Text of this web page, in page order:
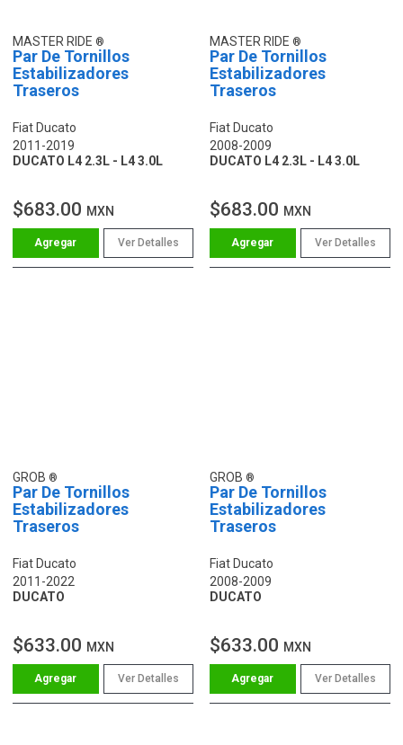
MASTER RIDE
Par De Tornillos
Estabilizadores
Traseros
Fiat Ducato
2011-2019
DUCATO L4 2.3L - L4 3.0L
$683.00 MXN
Ver Detalles
MASTER RIDE
Par De Tornillos
Estabilizadores
Traseros
Fiat Ducato
2008-2009
DUCATO L4 2.3L - L4 3.0L
$683.00 MXN
Ver Detalles
GROB
Par De Tornillos
Estabilizadores
Traseros
Fiat Ducato
2011-2022
DUCATO
$633.00 MXN
Ver Detalles
GROB
Par De Tornillos
Estabilizadores
Traseros
Fiat Ducato
2008-2009
DUCATO
$633.00 MXN
Ver Detalles